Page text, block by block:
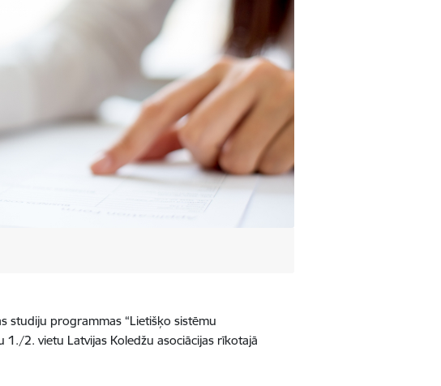
studiju programmas “Lietišķo sistēmu
2. vietu Latvijas Koledžu asociācijas rīkotajā